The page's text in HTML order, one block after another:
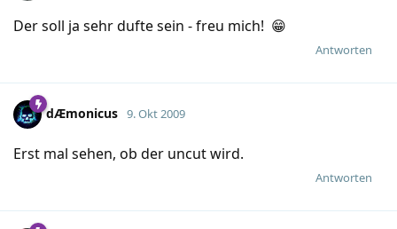
Der soll ja sehr dufte sein - freu mich! 😁
Antworten
dÆmonicus 9. Okt 2009
Erst mal sehen, ob der uncut wird.
Antworten